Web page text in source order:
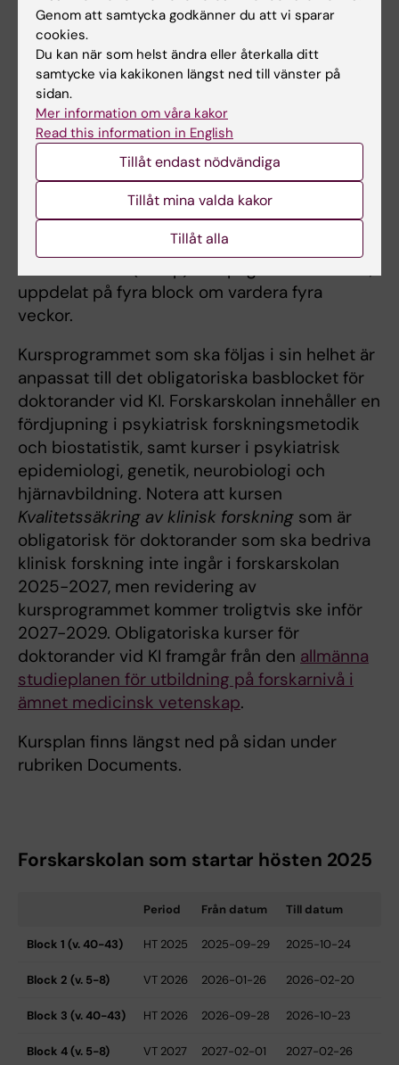
kursdeltagaren kommer att beviljas
tjänstledigt med lön under varje kursperiod.
Beloppet är för 2026 och inkluderar PO-tillägg
(sociala avgifter).
Under kursperioderna kommer det inte att
ges utrymme för parallell klinisk verksamhet
eller forskning.
Kursperioder
Forskarskolan omfattar sammanlagt 16 veckor
uppdelat på fyra block om vardera fyra
veckor.
Kursprogrammet som ska följas i sin helhet är
anpassat till det obligatoriska basblocket för
doktorander vid KI. Forskarskolan innehåller en
fördjupning i psykiatrisk forskningsmetodik
och biostatistik, samt kurser i psykiatrisk
epidemiologi, genetik, neurobiologi och
hjärnavbildning. Notera att kursen
Kvalitetssäkring av klinisk forskning som är
obligatorisk för doktorander som ska bedriva
klinisk forskning inte ingår i forskarskolan
2025-2027, men revidering av
kursprogrammet kommer troligtvis ske inför
2027-2029. Obligatoriska kurser för
doktorander vid KI framgår från den allmänna
studieplanen för utbildning på forskarnivå i
ämnet medicinsk vetenskap.
Kursplan finns längst ned på sidan under
rubriken Documents.
Forskarskolan som startar hösten 2025
Period Från datum Till datum
Block 1 (v. 40-43) HT 2025 2025-09-29 2025-10-24
Block 2 (v. 5-8) VT 2026 2026-01-26 2026-02-20
Block 3 (v. 40-43) HT 2026 2026-09-28 2026-10-23
Block 4 (v. 5-8) VT 2027 2027-02-01 2027-02-26
Genom att samtycka godkänner du att vi sparar
cookies.
Du kan när som helst ändra eller återkalla ditt
samtycke via kakikonen längst ned till vänster på
sidan.
Mer information om våra kakor
Read this information in English
Tillåt endast nödvändiga
Tillåt mina valda kakor
Tillåt alla